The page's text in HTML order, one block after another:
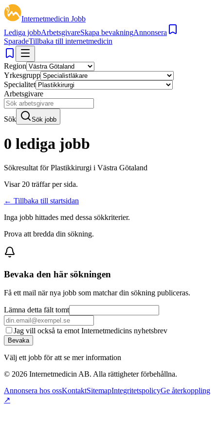
Internetmedicin Jobb
Lediga jobbArbetsgivareSkapa bevakningAnnonsera
SparadeTillbaka till internetmedicin
Region
Yrkesgrupp
Specialitet
Arbetsgivare
Sök Sök jobb
0 lediga jobb
Sökresultat förPlastikkirurgi i Västra Götaland
Visar 20 träffar per sida.
← Tillbaka till startsidan
Inga jobb hittades med dessa sökkriterier.
Prova att bredda din sökning.
Bevaka den här sökningen
Få ett mail när nya jobb som matchar din sökning publiceras.
Lämna detta fält tomt
Jag vill också ta emot Internetmedicins nyhetsbrev
Bevaka
Välj ett jobb för att se mer information
© 2026 Internetmedicin AB. Alla rättigheter förbehållna.
Annonsera hos ossKontaktSitemapIntegritetspolicyGe återkoppling
↗